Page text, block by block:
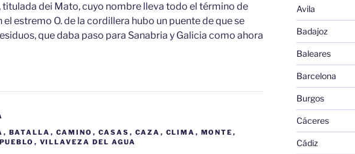
titulada dei Mato, cuyo nombre lleva todo el término de
el estremo O. de la cordillera hubo un puente de que se
que daba paso para Sanabria y Galicia como ahora
, BATALLA , CAMINO , CASAS , CAZA , CLIMA , MONTE ,
PUEBLO , VILLAVEZA DEL AGUA
Avila
Badajoz
Baleares
Barcelona
Burgos
Cáceres
Cádiz